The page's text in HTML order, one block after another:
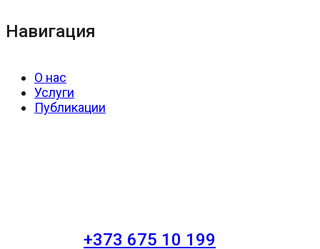
Навигация
О нас
Услуги
Публикации
+373 675 10 199